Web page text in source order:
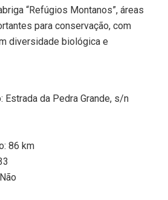
“Refúgios Montanos”, áreas
para conservação, com
diversidade biológica e
Estrada da Pedra Grande, s/n
86 km